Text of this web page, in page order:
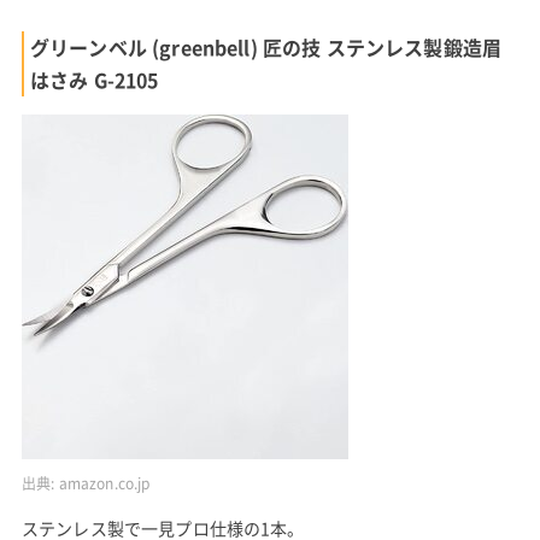
グリーンベル (greenbell) 匠の技 ステンレス製鍛造眉
はさみ G-2105
出典: amazon.co.jp
ステンレス製で一見プロ仕様の1本。